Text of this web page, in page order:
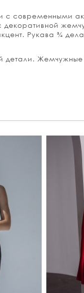
с современными
Рукава ¾
детали.